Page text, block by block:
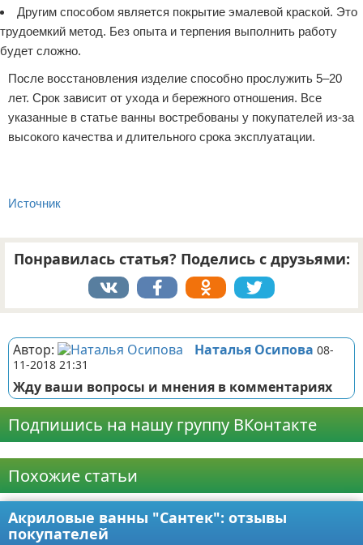
Другим способом является покрытие эмалевой краской. Это
трудоемкий метод. Без опыта и терпения выполнить работу
будет сложно.
После восстановления изделие способно прослужить 5–20
лет. Срок зависит от ухода и бережного отношения. Все
указанные в статье ванны востребованы у покупателей из-за
высокого качества и длительного срока эксплуатации.
Источник
Понравилась статья? Поделись с друзьями:
Автор: Наталья Осипова 08-
11-2018 21:31
Жду ваши вопросы и мнения в комментариях
Подпишись на нашу группу ВКонтакте
Похожие статьи
Акриловые ванны "Сантек": отзывы
покупателей